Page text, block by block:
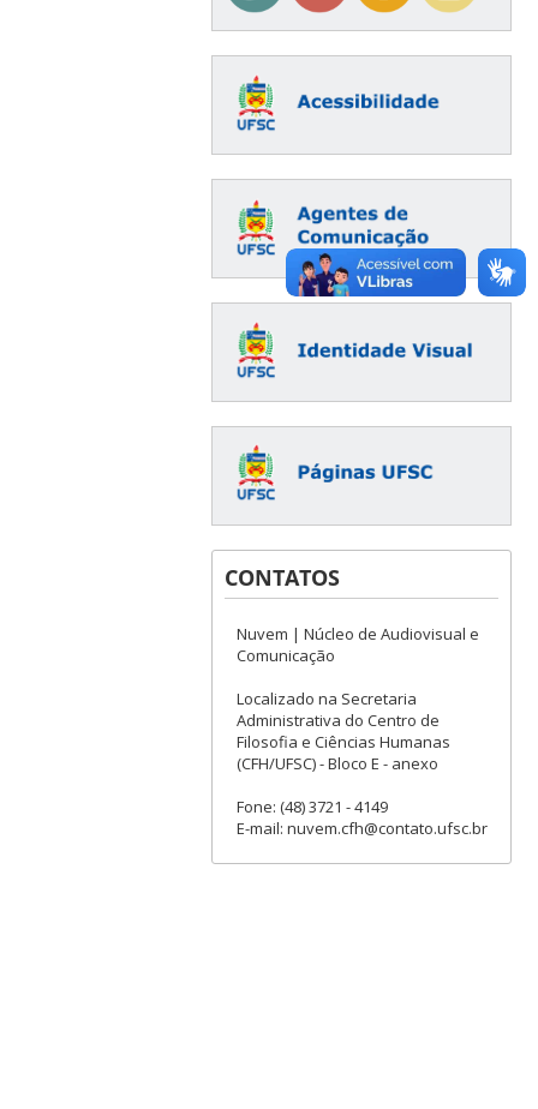
CONTATOS
Nuvem | Núcleo de Audiovisual e
Comunicação
Localizado na Secretaria
Administrativa do Centro de
Filosofia e Ciências Humanas
(CFH/UFSC) - Bloco E - anexo
Fone: (48) 3721 - 4149
E-mail: nuvem.cfh@contato.ufsc.br